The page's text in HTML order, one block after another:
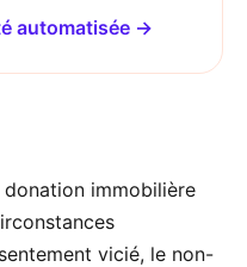
automatisée →
donation immobilière
vicié, le non-